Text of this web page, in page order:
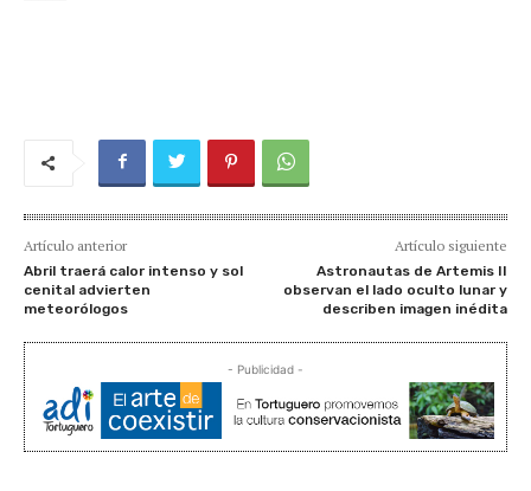
Artículo anterior
Abril traerá calor intenso y sol
cenital advierten
meteorólogos
Artículo siguiente
Astronautas de Artemis II
observan el lado oculto lunar y
describen imagen inédita
- Publicidad -